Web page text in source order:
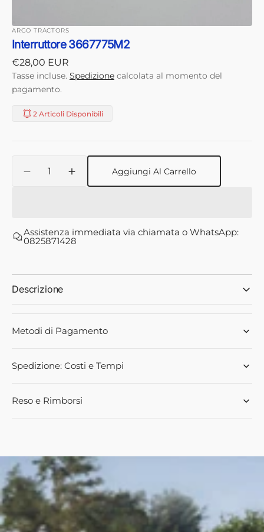
ARGO TRACTORS
Interruttore 3667775M2
Prezzo
di
listino
€28,00 EUR
Tasse incluse. Spedizione calcolata al momento del
pagamento.
2 Articoli Disponibili
Diminuisci
3667775M2
Aumenta
quantità
3667775M2
Aggiungi Al Carrello
Assistenza immediata via chiamata o WhatsApp:
0825871428
Descrizione
Metodi di Pagamento
Spedizione: Costi e Tempi
Reso e Rimborsi